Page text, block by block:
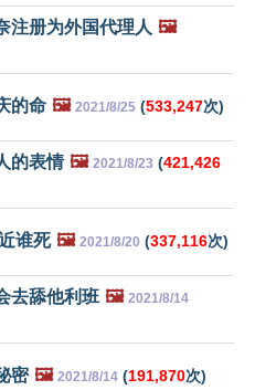
注册为外国代理人 🖼️
的命 🖼️ 2021/8/25 (533,247次)
的表情 🖼️ 2021/8/23 (421,426
谁死 🖼️ 2021/8/20 (337,116次)
去舔他利班 🖼️ 2021/8/14
密 🖼️ 2021/8/14 (191,870次)